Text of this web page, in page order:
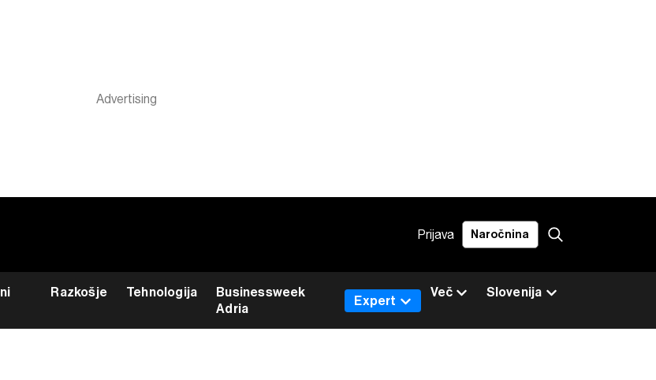
Prijava Naročnina
Razkošje Tehnologija
Businessweek
Adria
Slovenija
Expert
Več